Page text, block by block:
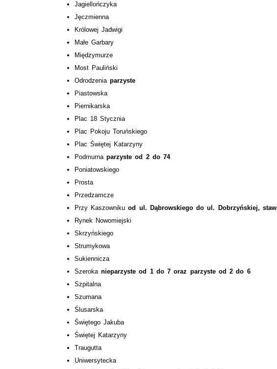
Jagiellończyka
Jęczmienna
Królowej Jadwigi
Małe Garbary
Międzymurze
Most Pauliński
Odrodzeniaparzyste
Piastowska
Piernikarska
Plac 18 Stycznia
Plac Pokoju Toruńskiego
Plac Świętej Katarzyny
Podmurnaparzyste od 2 do 74
Poniatowskiego
Prosta
Przedzamcze
Przy Kaszownikuod ul. Dąbrowskiego do ul. Dobrzyńskiej, staw
Rynek Nowomiejski
Skrzyńskiego
Strumykowa
Sukiennicza
Szerokanieparzyste od 1 do 7 oraz parzyste od 2 do 6
Szpitalna
Szumana
Ślusarska
Świętego Jakuba
Świętej Katarzyny
Traugutta
Uniwersytecka